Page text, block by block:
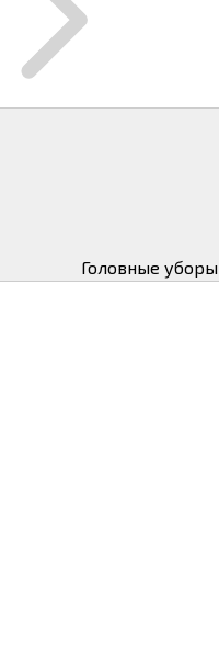
Головные уборы